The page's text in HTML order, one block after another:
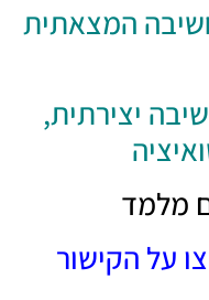
המצאתית
יצירתית,
מלמד